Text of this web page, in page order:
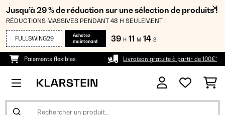
Jusqu’à 29 % de réduction sur une sélection de produits !
RÉDUCTIONS MASSIVES PENDANT 48 H SEULEMENT !
FULLSWING29
Achetez
maintenant
39 H 11 M 14 S
Paiements flexibles Livraison gratuite à partir de 100€*